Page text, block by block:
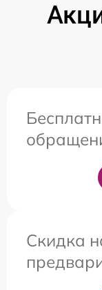
Скидка